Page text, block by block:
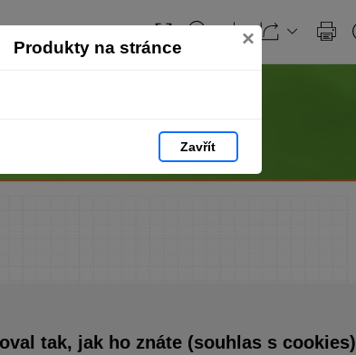
Produkty na stránce ×
Zavřít
strana 134
tak, jak ho znáte (souhlas s cookies)